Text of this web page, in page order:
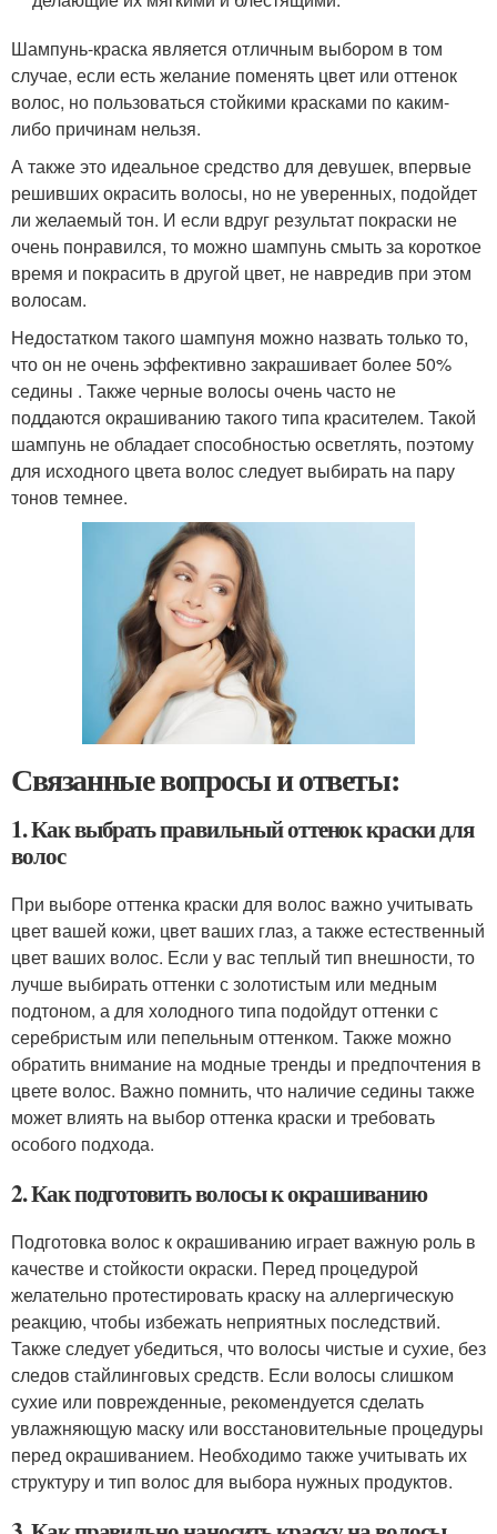
Шампунь-краска является отличным выбором в том
случае, если есть желание поменять цвет или оттенок
волос, но пользоваться стойкими красками по каким-
либо причинам нельзя.
А также это идеальное средство для девушек, впервые
решивших окрасить волосы, но не уверенных, подойдет
ли желаемый тон. И если вдруг результат покраски не
очень понравился, то можно шампунь смыть за короткое
время и покрасить в другой цвет, не навредив при этом
волосам.
Недостатком такого шампуня можно назвать только то,
что он не очень эффективно закрашивает более 50%
седины . Также черные волосы очень часто не
поддаются окрашиванию такого типа красителем. Такой
шампунь не обладает способностью осветлять, поэтому
для исходного цвета волос следует выбирать на пару
тонов темнее.
Связанные вопросы и ответы:
1. Как выбрать правильный оттенок краски для
волос
При выборе оттенка краски для волос важно учитывать
цвет вашей кожи, цвет ваших глаз, а также естественный
цвет ваших волос. Если у вас теплый тип внешности, то
лучше выбирать оттенки с золотистым или медным
подтоном, а для холодного типа подойдут оттенки с
серебристым или пепельным оттенком. Также можно
обратить внимание на модные тренды и предпочтения в
цвете волос. Важно помнить, что наличие седины также
может влиять на выбор оттенка краски и требовать
особого подхода.
2. Как подготовить волосы к окрашиванию
Подготовка волос к окрашиванию играет важную роль в
качестве и стойкости окраски. Перед процедурой
желательно протестировать краску на аллергическую
реакцию, чтобы избежать неприятных последствий.
Также следует убедиться, что волосы чистые и сухие, без
следов стайлинговых средств. Если волосы слишком
сухие или поврежденные, рекомендуется сделать
увлажняющую маску или восстановительные процедуры
перед окрашиванием. Необходимо также учитывать их
структуру и тип волос для выбора нужных продуктов.